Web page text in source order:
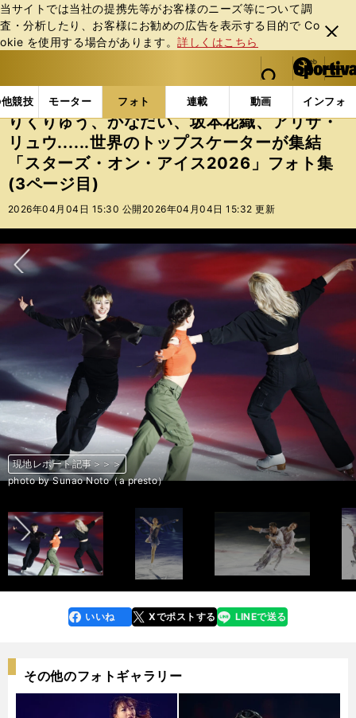
当サイトでは当社の提携先等がお客様のニーズ等について調
査・分析したり、お客様にお勧めの広告を表⽰する⽬的で Co
okie を使⽤する場合があります。詳しくはこちら
閉じ
る
web Sportiva (webスポルティーバ)
検索
マイペ
ー
ジ
メニュ
競技 モーター フォト 連載 動画 インフォ
b
ス
ポ
ル
テ
ィ
ー
バ
フォトギャラリー りくりゅう、かなだい、坂本花織
りくりゅう、かなだい、坂本花織、アリサ・
リュウ......世界のトップスケーターが集結
「スターズ・オン・アイス2026」フォト集
(3ページ目)
2026年04月04日 15:30 公開 2026年04月04日 15:32 更新
現地レポート記事＞＞＞
photo by Sunao Noto（a presto）
現地レポート記事＞＞＞
photo by Sunao Noto（a presto）
現地レポート記事＞＞＞
photo by Sunao Noto（a presto）
現地レポート記事＞＞＞
photo by Sunao Noto（a presto）
現地レポート記事＞＞＞
photo by Sunao Noto（a presto）
現地レポート記事＞＞＞
photo by Sunao Noto（a presto）
現地レポート記事＞＞＞
photo by Sunao Noto（a presto）
現地レポート記事＞＞＞
photo by Sunao Noto（a presto）
現地レポート記事＞＞＞
photo by Sunao Noto（a presto）
現地レポート記事＞＞＞
photo by Sunao Noto（a presto）
現地レポート記事＞＞＞
photo by Sunao Noto（a presto）
現地レポート記事＞＞＞
photo by Sunao Noto（a presto）
現地レポート記事＞＞＞
photo by Sunao Noto（a presto）
現地レポート記事＞＞＞
photo by Sunao Noto（a presto）
現地レポート記事＞＞＞
photo by Sunao Noto（a presto）
現地レポート記事＞＞＞
photo by Sunao Noto（a presto）
現地レポート記事＞＞＞
photo by Sunao Noto（a presto）
現地レポート記事＞＞＞
photo by Sunao Noto（a presto）
現地レポート記事＞＞＞
photo by Sunao Noto（a presto）
現地レポート記事＞＞＞
photo by Sunao Noto（a presto）
現地レポート記事＞＞＞
photo by Sunao Noto（a presto）
現地レポート記事＞＞＞
photo by Sunao Noto（a presto）
現地レポート記事＞＞＞
photo by Sunao Noto（a presto）
現地レポート記事＞＞＞
photo by Sunao Noto（a presto）
現地レポート記事＞＞＞
photo by Sunao Noto（a presto）
現地レポート記事＞＞＞
photo by Sunao Noto（a presto）
現地レポート記事＞＞＞
photo by Sunao Noto（a presto）
現地レポート記事＞＞＞
photo by Sunao Noto（a presto）
現地レポート記事＞＞＞
photo by Sunao Noto（a presto）
現地レポート記事＞＞＞
photo by Sunao Noto（a presto）
現地レポート記事＞＞＞
photo by Sunao Noto（a presto）
現地レポート記事＞＞＞
photo by Sunao Noto（a presto）
現地レポート記事＞＞＞
photo by Sunao Noto（a presto）
現地レポート記事＞＞＞
photo by Sunao Noto（a presto）
現地レポート記事＞＞＞
photo by Sunao Noto（a presto）
現地レポート記事＞＞＞
photo by Sunao Noto（a presto）
現地レポート記事＞＞＞
photo by Sunao Noto（a presto）
現地レポート記事＞＞＞
photo by Sunao Noto（a presto）
現地レポート記事＞＞＞
photo by Sunao Noto（a presto）
現地レポート記事＞＞＞
photo by Sunao Noto（a presto）
現地レポート記事＞＞＞
photo by Sunao Noto（a presto）
現地レポート記事＞＞＞
photo by Sunao Noto（a presto）
現地レポート記事＞＞＞
photo by Sunao Noto（a presto）
現地レポート記事＞＞＞
photo by Sunao Noto（a presto）
現地レポート記事＞＞＞
photo by Sunao Noto（a presto）
前へ
faceboo
k
いいね Xでポストする
line LINEで送る
その他のフォトギャラリー